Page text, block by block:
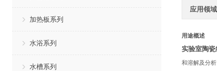
加热板系列
水浴系列
水槽系列
应用领域
用途概述
实验室陶
和溶解及分